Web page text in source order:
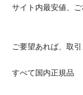
サイト内最安値、
ご要望あれば、取
すべて国内正規品